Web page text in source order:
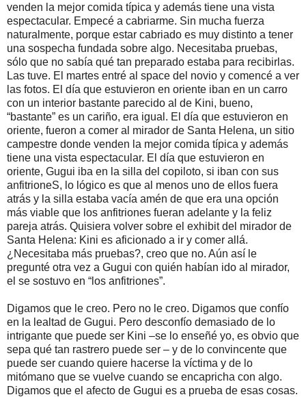
venden la mejor comida típica y además tiene una vista
espectacular. Empecé a cabriarme. Sin mucha fuerza
naturalmente, porque estar cabriado es muy distinto a tener
una sospecha fundada sobre algo. Necesitaba pruebas,
sólo que no sabía qué tan preparado estaba para recibirlas.
Las tuve. El martes entré al space del novio y comencé a ver
las fotos. El día que estuvieron en oriente iban en un carro
con un interior bastante parecido al de Kini, bueno,
“bastante” es un cariño, era igual. El día que estuvieron en
oriente, fueron a comer al mirador de Santa Helena, un sitio
campestre donde venden la mejor comida típica y además
tiene una vista espectacular. El día que estuvieron en
oriente, Gugui iba en la silla del copiloto, si iban con sus
anfitrioneS, lo lógico es que al menos uno de ellos fuera
atrás y la silla estaba vacía amén de que era una opción
más viable que los anfitriones fueran adelante y la feliz
pareja atrás. Quisiera volver sobre el exhibit del mirador de
Santa Helena: Kini es aficionado a ir y comer allá.
¿Necesitaba más pruebas?, creo que no. Aún así le
pregunté otra vez a Gugui con quién habían ido al mirador,
el se sostuvo en “los anfitriones”.
Digamos que le creo. Pero no le creo. Digamos que confío
en la lealtad de Gugui. Pero desconfío demasiado de lo
intrigante que puede ser Kini –se lo enseñé yo, es obvio que
sepa qué tan rastrero puede ser – y de lo convincente que
puede ser cuando quiere hacerse la víctima y de lo
mitómano que se vuelve cuando se encapricha con algo.
Digamos que el afecto de Gugui es a prueba de esas cosas.